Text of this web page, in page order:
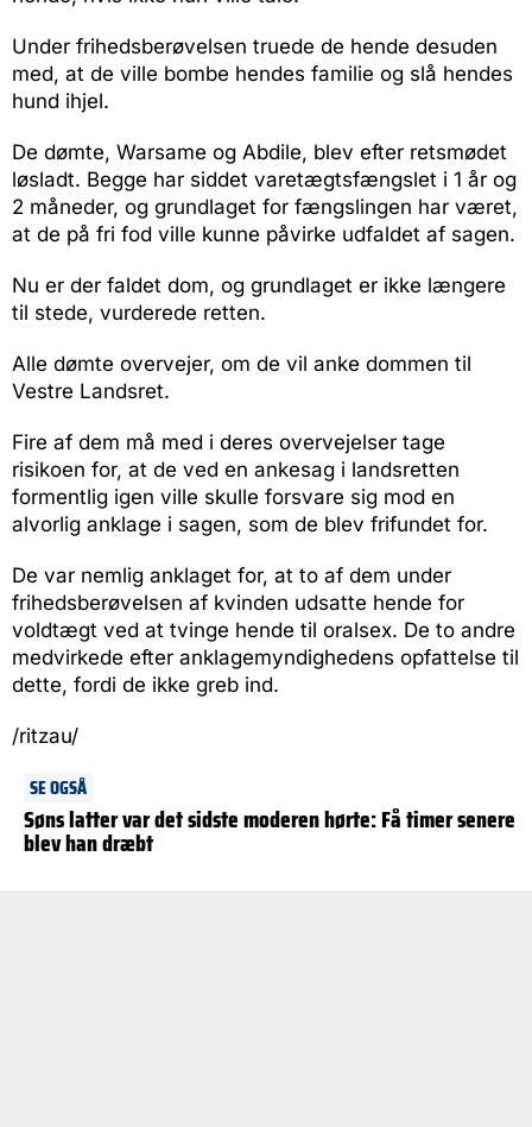
Under frihedsberøvelsen truede de hende desuden
med, at de ville bombe hendes familie og slå hendes
hund ihjel.
De dømte, Warsame og Abdile, blev efter retsmødet
løsladt. Begge har siddet varetægtsfængslet i 1 år og
2 måneder, og grundlaget for fængslingen har været,
at de på fri fod ville kunne påvirke udfaldet af sagen.
Nu er der faldet dom, og grundlaget er ikke længere
til stede, vurderede retten.
Alle dømte overvejer, om de vil anke dommen til
Vestre Landsret.
Fire af dem må med i deres overvejelser tage
risikoen for, at de ved en ankesag i landsretten
formentlig igen ville skulle forsvare sig mod en
alvorlig anklage i sagen, som de blev frifundet for.
De var nemlig anklaget for, at to af dem under
frihedsberøvelsen af kvinden udsatte hende for
voldtægt ved at tvinge hende til oralsex. De to andre
medvirkede efter anklagemyndighedens opfattelse til
dette, fordi de ikke greb ind.
/ritzau/
SE OGSÅ
Søns latter var det sidste moderen hørte: Få timer senere
blev han dræbt